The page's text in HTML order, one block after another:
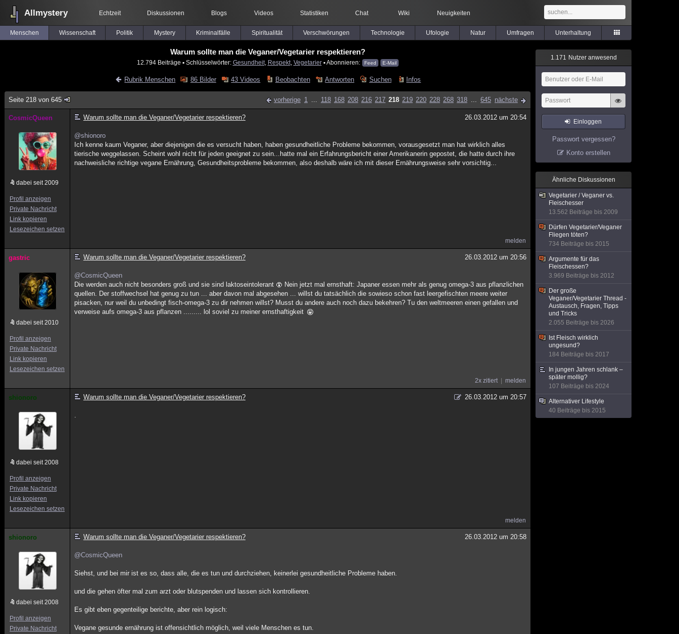
Allmystery Echtzeit Diskussionen Blogs Videos Statistiken Chat Wiki Neuigkeiten
Menschen Wissenschaft Politik Mystery Kriminalfälle Spiritualität Verschwörungen Technologie Ufologie Natur Umfragen Unterhaltung
Warum sollte man die Veganer/Vegetarier respektieren?
12.794 Beiträge ▪ Schlüsselwörter: Gesundheit, Respekt, Vegetarier▪ Abonnieren: Feed E-Mail
Rubrik Menschen 86 Bilder 43 Videos Beobachten Antworten Suchen Infos
Seite 218 von 645 vorherige 1 ... 118 168 208 216 217 218 219 220 228 268 318 ... 645 nächste
CosmicQueen
dabei seit 2009
Profil anzeigen
Private Nachricht
Link kopieren
Lesezeichen setzen
Warum sollte man die Veganer/Vegetarier respektieren? 26.03.2012 um 20:54
@shionoro
Ich kenne kaum Veganer, aber diejenigen die es versucht haben, haben gesundheitliche Probleme bekommen, vorausgesetzt man hat wirklich alles
tierische weggelassen. Scheint wohl nicht für jeden geeignet zu sein...hatte mal ein Erfahrungsbericht einer Amerikanerin gepostet, die hatte durch ihre
nachweisliche richtige vegane Ernährung, Gesundheitsprobleme bekommen, also deshalb wäre ich mit dieser Ernährungsweise sehr vorsichtig...
melden
gastric
dabei seit 2010
Profil anzeigen
Private Nachricht
Link kopieren
Lesezeichen setzen
Warum sollte man die Veganer/Vegetarier respektieren? 26.03.2012 um 20:56
@CosmicQueen
Die werden auch nicht besonders groß und sie sind laktoseintolerant
Nein jetzt mal ernsthaft: Japaner essen mehr als genug omega-3 aus pflanzlichen
quellen. Der stoffwechsel hat genug zu tun ... aber davon mal abgesehen ... willst du tatsächlich die sowieso schon fast leergefischten meere weiter
pisacken, nur weil du unbedingt fisch-omega-3 zu dir nehmen willst? Musst du andere auch noch dazu bekehren? Tu den weltmeeren einen gefallen und
verweise aufs omega-3 aus pflanzen ......... lol soviel zu meiner ernsthaftigkeit
2x zitiert melden
shionoro
dabei seit 2008
Profil anzeigen
Private Nachricht
Link kopieren
Lesezeichen setzen
Warum sollte man die Veganer/Vegetarier respektieren? 26.03.2012 um 20:57
.
melden
shionoro
dabei seit 2008
Profil anzeigen
Private Nachricht
Warum sollte man die Veganer/Vegetarier respektieren? 26.03.2012 um 20:58
@CosmicQueen
Siehst, und bei mir ist es so, dass alle, die es tun und durchziehen, keinerlei gesundheitliche Probleme haben.
und die gehen öfter mal zum arzt oder blutspenden und lassen sich kontrollieren.
Es gibt eben gegenteilige berichte, aber rein logisch:
Vegane gesunde ernährung ist offensichtlich möglich, weil viele Menschen es tun.
1.171 Nutzer anwesend
Einloggen
Passwort vergessen?
Konto erstellen
Ähnliche Diskussionen
Vegetarier / Veganer vs.
Fleischesser
13.562 Beiträge bis 2009
Dürfen Vegetarier/Veganer
Fliegen töten?
734 Beiträge bis 2015
Argumente für das
Fleischessen?
3.969 Beiträge bis 2012
Der große
Veganer/Vegetarier Thread -
Austausch, Fragen, Tipps
und Tricks
2.055 Beiträge bis 2026
Ist Fleisch wirklich
ungesund?
184 Beiträge bis 2017
In jungen Jahren schlank –
später mollig?
107 Beiträge bis 2024
Alternativer Lifestyle
40 Beiträge bis 2015